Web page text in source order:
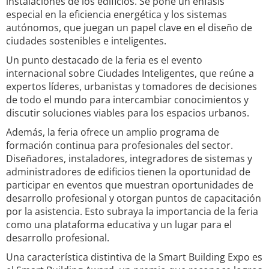
especial en la eficiencia energética y los sistemas
autónomos, que juegan un papel clave en el diseño de
ciudades sostenibles e inteligentes.
Un punto destacado de la feria es el evento
internacional sobre Ciudades Inteligentes, que reúne a
expertos líderes, urbanistas y tomadores de decisiones
de todo el mundo para intercambiar conocimientos y
discutir soluciones viables para los espacios urbanos.
Además, la feria ofrece un amplio programa de
formación continua para profesionales del sector.
Diseñadores, instaladores, integradores de sistemas y
administradores de edificios tienen la oportunidad de
participar en eventos que muestran oportunidades de
desarrollo profesional y otorgan puntos de capacitación
por la asistencia. Esto subraya la importancia de la feria
como una plataforma educativa y un lugar para el
desarrollo profesional.
Una característica distintiva de la Smart Building Expo es